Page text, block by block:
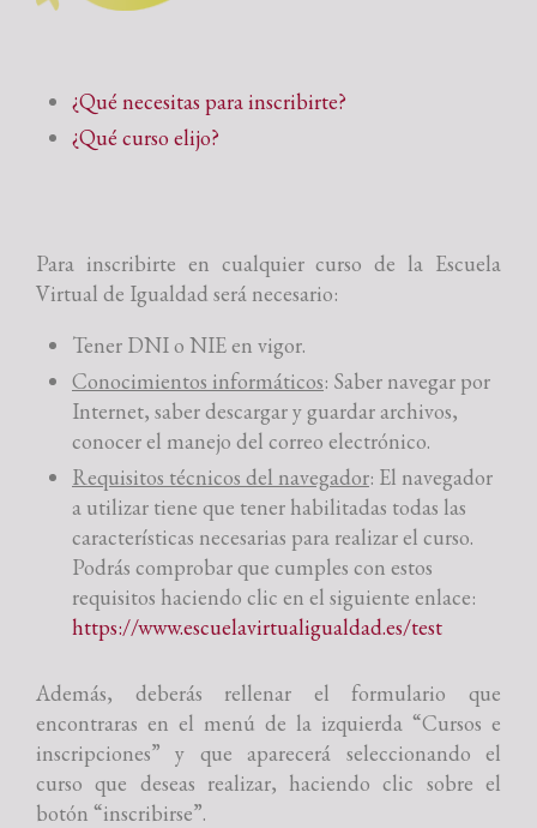
¿Qué necesitas para inscribirte?
¿Qué curso elijo?
Para inscribirte en cualquier curso de la Escuela
Virtual de Igualdad será necesario:
Tener DNI o NIE en vigor.
Conocimientos informáticos: Saber navegar por
Internet, saber descargar y guardar archivos,
conocer el manejo del correo electrónico.
Requisitos técnicos del navegador: El navegador
a utilizar tiene que tener habilitadas todas las
características necesarias para realizar el curso.
Podrás comprobar que cumples con estos
requisitos haciendo clic en el siguiente enlace:
https://www.escuelavirtualigualdad.es/test
Además, deberás rellenar el formulario que
encontraras en el menú de la izquierda “Cursos e
inscripciones” y que aparecerá seleccionando el
curso que deseas realizar, haciendo clic sobre el
botón “inscribirse”.